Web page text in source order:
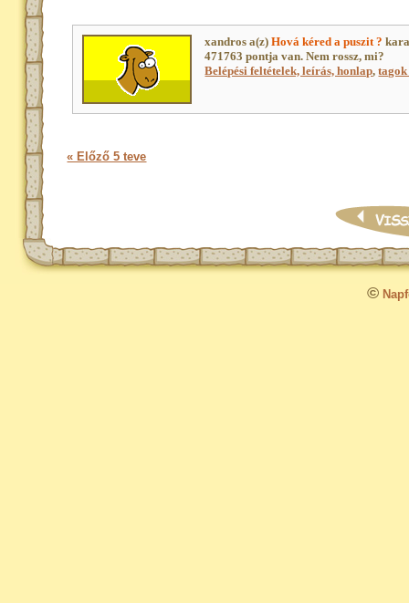
xandros a(z)Hová kéred a puszit ?
471763 pontja van. Nem rossz, mi?
Belépési feltételek, leírás, honlap,
« Előző 5 teve
©